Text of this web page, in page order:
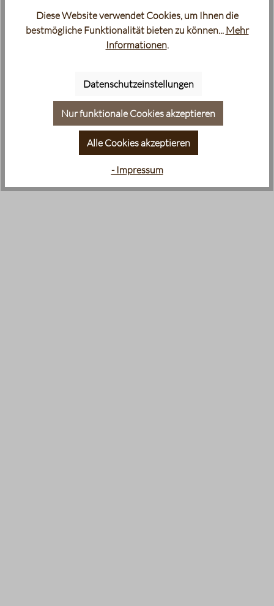
Diese Website verwendet Cookies, um Ihnen die
bestmögliche Funktionalität bieten zu können... Mehr
Informationen.
Datenschutzeinstellungen
Nur funktionale Cookies akzeptieren
Alle Cookies akzeptieren
- Impressum